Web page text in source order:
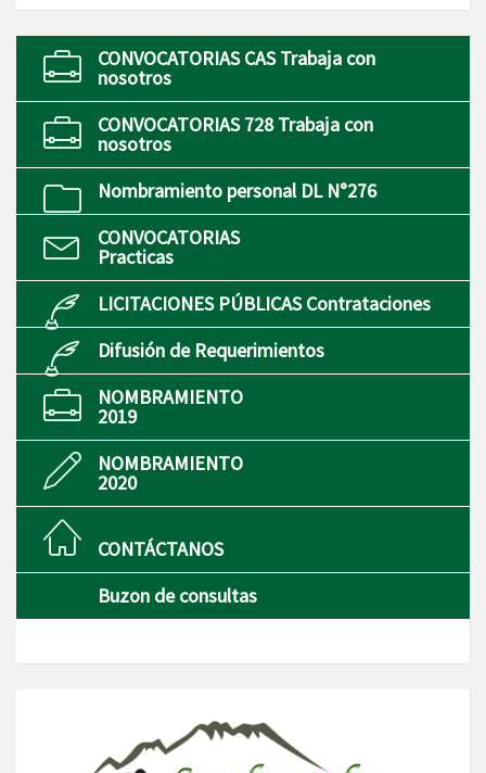
CONVOCATORIAS CAS Trabaja con
nosotros
CONVOCATORIAS 728 Trabaja con
nosotros
Nombramiento personal DL N°276
CONVOCATORIAS
Practicas
LICITACIONES PÚBLICAS Contrataciones
Difusión de Requerimientos
NOMBRAMIENTO
2019
NOMBRAMIENTO
2020
CONTÁCTANOS
Buzon de consultas